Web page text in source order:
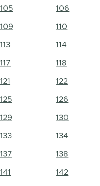
105 106
109 110
113 114
117 118
121 122
125 126
129 130
133 134
137 138
141 142